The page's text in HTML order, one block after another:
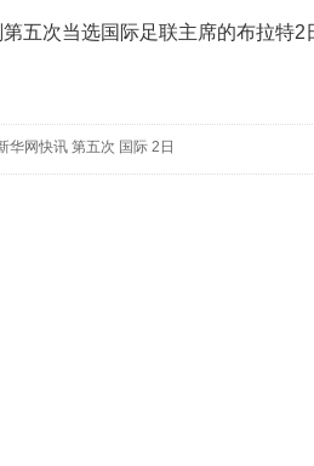
次当选国际足联主席的布拉特2
华网快讯 第五次 国际 2日